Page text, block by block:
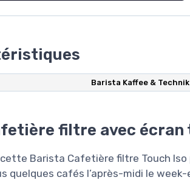
Barista Kaffee & Technik
filtre avec
Barista Cafetière filtre Touch
quelques cafés l’après-midi le